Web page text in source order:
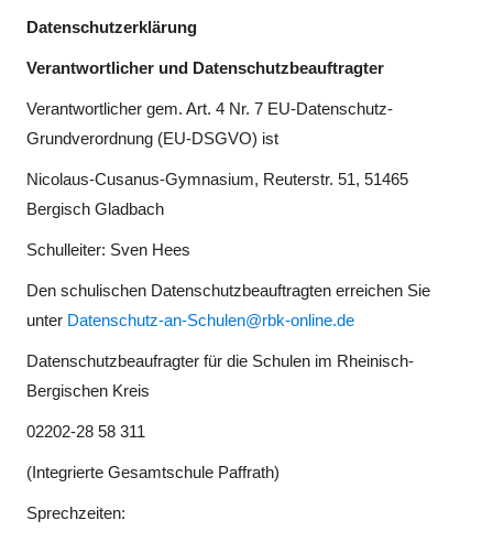
Datenschutzerklärung
Verantwortlicher und Datenschutzbeauftragter
Verantwortlicher gem. Art. 4 Nr. 7 EU-Datenschutz-
Grundverordnung (EU-DSGVO) ist
Nicolaus-Cusanus-Gymnasium, Reuterstr. 51, 51465
Bergisch Gladbach
Schulleiter: Sven Hees
Den schulischen Datenschutzbeauftragten erreichen Sie
unter Datenschutz-an-Schulen@rbk-online.de
Datenschutzbeaufragter für die Schulen im Rheinisch-
Bergischen Kreis
02202-28 58 311
(Integrierte Gesamtschule Paffrath)
Sprechzeiten: